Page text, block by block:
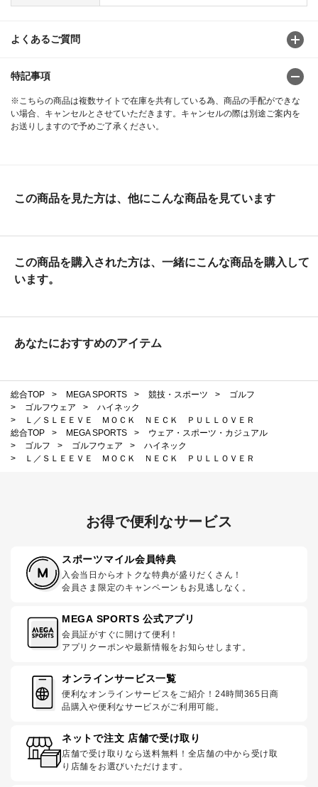
よくあるご質問
特記事項
※こちらの商品は複数サイトで在庫を共有している為、商品の手配ができな
い場合、キャンセルとさせていただきます。キャンセルの際は別途ご案内を
お送りしますので予めご了承ください。
この商品を見た方は、他にこんな商品を見ています
この商品を購入された方は、一緒にこんな商品を購入して
います。
あなたにおすすめのアイテム
総合TOP > MEGA SPORTS > 競技・スポーツ >
ゴルフ
>
ゴルフウェア >
ハイネック
>
Ｌ／ＳＬＥＥＶＥ ＭＯＣＫ ＮＥＣＫ ＰＵＬＬＯＶＥＲ
総合TOP
> MEGA SPORTS >
ウェア・スポーツ・カジュアル
>
ゴルフ > ゴルフウェア >
ハイネック
>
Ｌ／ＳＬＥＥＶＥ ＭＯＣＫ ＮＥＣＫ ＰＵＬＬＯＶＥＲ
お得で便利なサービス
スポーツマイル会員特典
入会当日からオトクな特典が盛りだくさん！
会員さま限定のキャンペーンもお見逃しなく。
MEGA SPORTS 公式アプリ
会員証がすぐに開けて便利！
アプリクーポンや最新情報をお知らせします。
オンラインサービス一覧
便利なオンラインサービスをご紹介！24時間365日商
品購入や便利なサービスがご利用可能。
ネットで注文 店舗で受け取り
店舗で受け取りなら送料無料！全店舗の中から受け取
り店舗をお選びいただけます。